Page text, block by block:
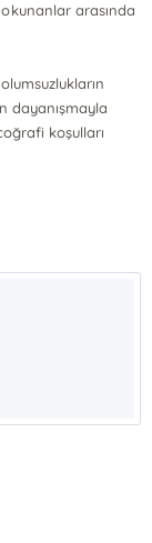
arasında
dayanışmayla
koşulları